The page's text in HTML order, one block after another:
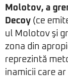
Molotov, a
Decoy (ce
ul Molotov şi
zona din
reprezintă
inamicii care